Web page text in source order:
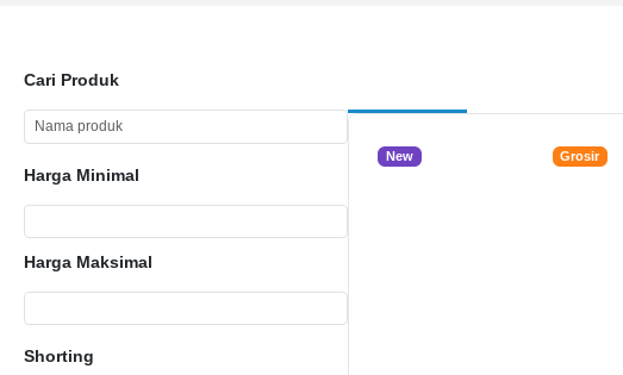
Cari Produk
Harga Minimal
Harga Maksimal
Shorting
New Grosir